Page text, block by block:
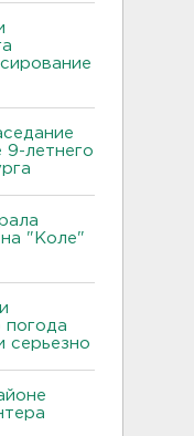
9-летнего
"Коле"
погода
серьезно